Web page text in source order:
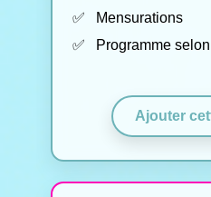
Mensurations
Programme
Ajouter